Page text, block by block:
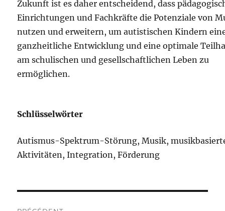
Zukunft ist es daher entscheidend, dass
Einrichtungen und Fachkräfte die Potenziale von
nutzen und erweitern, um autistischen Kindern
ganzheitliche Entwicklung und eine optimale
am schulischen und gesellschaftlichen Leben zu
ermöglichen.
Schlüsselwörter
Autismus-Spektrum-Störung, Musik,
Aktivitäten, Integration, Förderung